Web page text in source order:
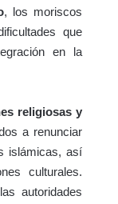
, los moriscos
que
en la
religiosas y
a renunciar
islámicas, así
culturales.
autoridades